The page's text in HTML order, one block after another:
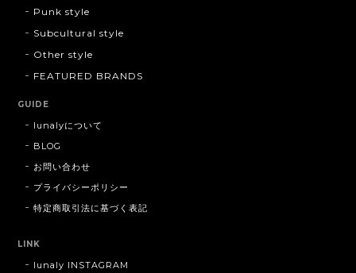
Punk style
Subcultural style
Other style
FEATURED BRANDS
GUIDE
lunalyについて
BLOG
お問い合わせ
プライバシーポリシー
特定商取引法に基づく表記
LINK
lunaly INSTAGRAM